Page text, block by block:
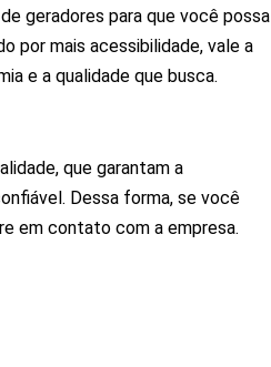
geradores para que você possa
por mais acessibilidade, vale a
e a qualidade que busca.
que garantam a
Dessa forma, se você
em contato com a empresa.